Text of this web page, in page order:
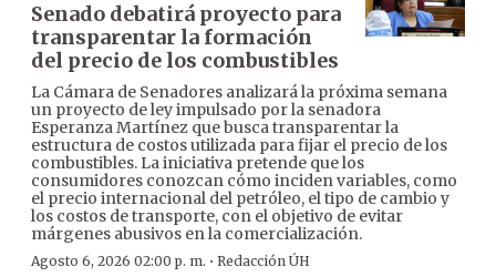
Senado debatirá proyecto para
transparentar la formación
del precio de los combustibles
La Cámara de Senadores analizará la próxima semana
un proyecto de ley impulsado por la senadora
Esperanza Martínez que busca transparentar la
estructura de costos utilizada para fijar el precio de los
combustibles. La iniciativa pretende que los
consumidores conozcan cómo inciden variables, como
el precio internacional del petróleo, el tipo de cambio y
los costos de transporte, con el objetivo de evitar
márgenes abusivos en la comercialización.
Agosto 6, 2026 02:00 p. m. · Redacción ÚH